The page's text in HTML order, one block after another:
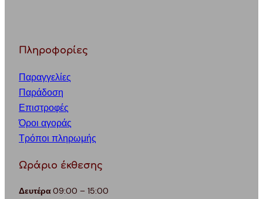
Πληροφορίες
Παραγγελίες
Παράδοση
Επιστροφές
Όροι αγοράς
Τρόποι πληρωμής
Ωράριο έκθεσης
Δευτέρα09:00 – 15:00